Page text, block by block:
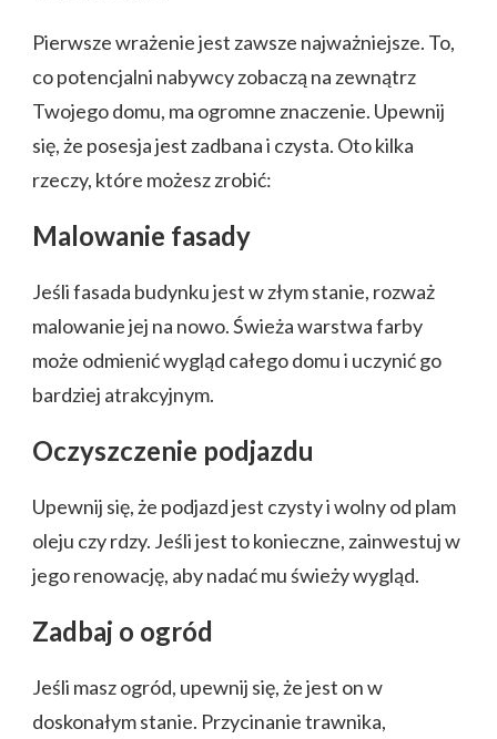
Pierwsze wrażenie jest zawsze najważniejsze. To,
co potencjalni nabywcy zobaczą na zewnątrz
Twojego domu, ma ogromne znaczenie. Upewnij
się, że posesja jest zadbana i czysta. Oto kilka
rzeczy, które możesz zrobić:
Malowanie fasady
Jeśli fasada budynku jest w złym stanie, rozważ
malowanie jej na nowo. Świeża warstwa farby
może odmienić wygląd całego domu i uczynić go
bardziej atrakcyjnym.
Oczyszczenie podjazdu
Upewnij się, że podjazd jest czysty i wolny od plam
oleju czy rdzy. Jeśli jest to konieczne, zainwestuj w
jego renowację, aby nadać mu świeży wygląd.
Zadbaj o ogród
Jeśli masz ogród, upewnij się, że jest on w
doskonałym stanie. Przycinanie trawnika,